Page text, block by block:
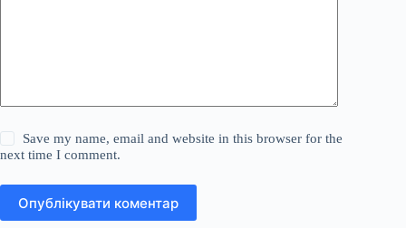
Save my name, email and website in this browser for the
next time I comment.
Опублікувати коментар